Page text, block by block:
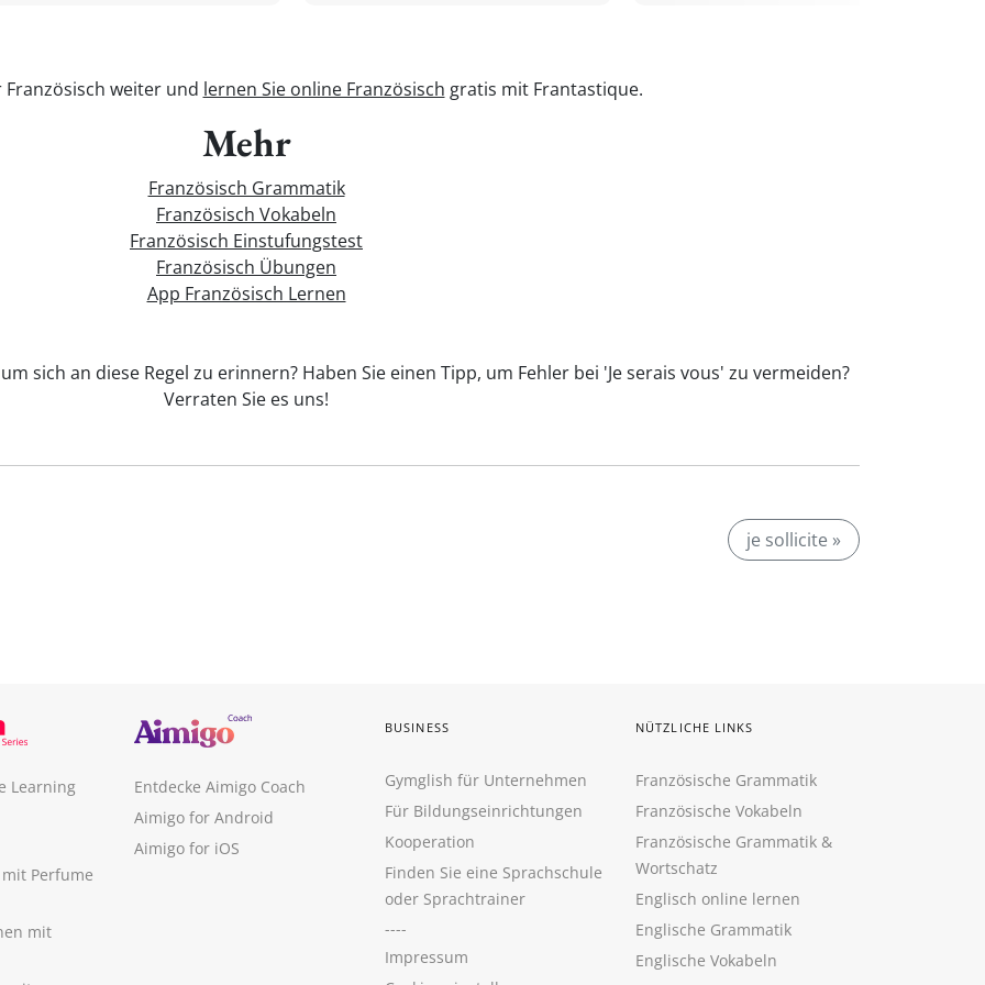
Französisch weiter und lernen Sie online Französisch gratis mit Frantastique.
Mehr
Französisch Grammatik
Französisch Vokabeln
Französisch Einstufungstest
Französisch Übungen
App Französisch Lernen
sich an diese Regel zu erinnern? Haben Sie einen Tipp, um Fehler bei 'Je serais vous' zu vermeiden?
Verraten Sie es uns!
je sollicite »
Learning
Perfume
mit
Entdecke Aimigo Coach
Aimigo for Android
Aimigo for iOS
BUSINESS
Gymglish für Unternehmen
Für Bildungseinrichtungen
Kooperation
Finden Sie eine Sprachschule
oder Sprachtrainer
----
Impressum
NÜTZLICHE LINKS
Französische Grammatik
Französische Vokabeln
Französische Grammatik &
Wortschatz
Englisch online lernen
Englische Grammatik
Englische Vokabeln